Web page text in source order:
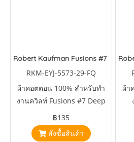
Robert Kaufman Fusions #7 Deep
RKM-EYJ-5573-29-FQ
ผ้าคอตตอน 100% สำหรับทำ
งานควิลท์ Fusions #7 Deep
Ocean by Studio RK
฿135
สั่งซื้อสินค้า
ผ้า